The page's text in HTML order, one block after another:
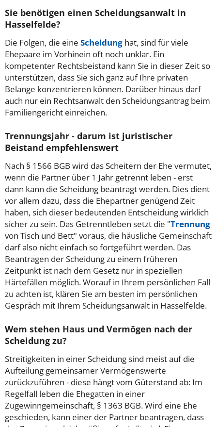
Sie benötigen einen Scheidungsanwalt in
Hasselfelde?
Die Folgen, die eine Scheidung hat, sind für viele
Ehepaare im Vorhinein oft noch unklar. Ein
kompetenter Rechtsbeistand kann Sie in dieser Zeit so
unterstützen, dass Sie sich ganz auf Ihre privaten
Belange konzentrieren können. Darüber hinaus darf
auch nur ein Rechtsanwalt den Scheidungsantrag beim
Familiengericht einreichen.
Trennungsjahr - darum ist juristischer
Beistand empfehlenswert
Nach § 1566 BGB wird das Scheitern der Ehe vermutet,
wenn die Partner über 1 Jahr getrennt leben - erst
dann kann die Scheidung beantragt werden. Dies dient
vor allem dazu, dass die Ehepartner genügend Zeit
haben, sich dieser bedeutenden Entscheidung wirklich
sicher zu sein. Das Getrenntleben setzt die "Trennung
von Tisch und Bett" voraus, die häusliche Gemeinschaft
darf also nicht einfach so fortgeführt werden. Das
Beantragen der Scheidung zu einem früheren
Zeitpunkt ist nach dem Gesetz nur in speziellen
Härtefällen möglich. Worauf in Ihrem persönlichen Fall
zu achten ist, klären Sie am besten im persönlichen
Gespräch mit Ihrem Scheidungsanwalt in Hasselfelde.
Wem stehen Haus und Vermögen nach der
Scheidung zu?
Streitigkeiten in einer Scheidung sind meist auf die
Aufteilung gemeinsamer Vermögenswerte
zurückzuführen - diese hängt vom Güterstand ab: Im
Regelfall leben die Ehegatten in einer
Zugewinngemeinschaft, § 1363 BGB. Wird eine Ehe
geschieden, kann einer der Partner beantragen, dass